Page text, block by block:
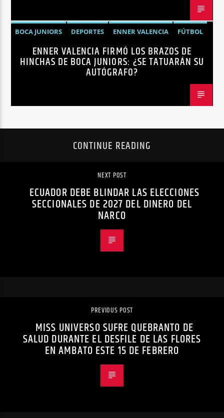
BOCA JUNIORS DEPORTES ENNER VALENCIA
FÚTBOL
NOTICIASENNER VALENCIA FIRMÓ LOS BRAZOS DE
HINCHAS DE BOCA JUNIORS: ¿SE TATUARÁN SU
AUTÓGRAFO?
CONTINUE READING
NEXT POST
ECUADOR DEBE BLINDAR LAS ELECCIONES
SECCIONALES DE 2027 DEL DINERO DEL
NARCO
PREVIOUS POST
MISS UNIVERSO SUFRE QUEBRANTO DE
SALUD DURANTE EL DESFILE DE LAS FLORES
EN AMBATO ESTE 15 DE FEBRERO